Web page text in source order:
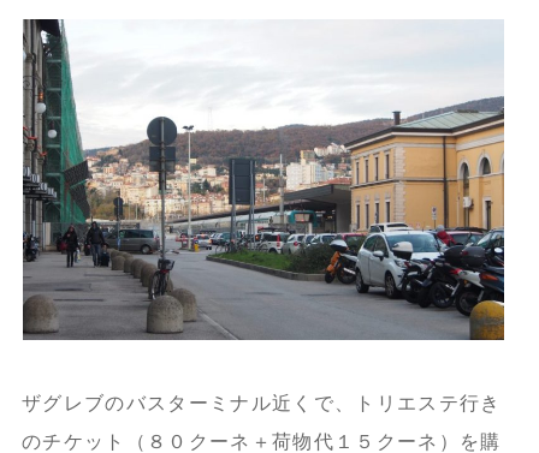
ザグレブのバスターミナル近くで、トリエステ行き
のチケット（８０クーネ＋荷物代１５クーネ）を購